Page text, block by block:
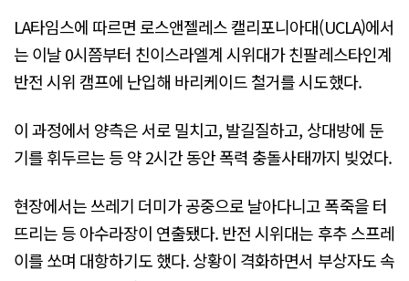
LA타임스에 따르면 로스앤젤레스 캘리포니아대(UCLA)에서
는 이날 0시쯤부터 친이스라엘계 시위대가 친팔레스타인계
반전 시위 캠프에 난입해 바리케이드 철거를 시도했다.
이 과정에서 양측은 서로 밀치고, 발길질하고, 상대방에 둔
기를 휘두르는 등 약 2시간 동안 폭력 충돌사태까지 빚었다.
현장에서는 쓰레기 더미가 공중으로 날아다니고 폭죽을 터
뜨리는 등 아수라장이 연출됐다. 반전 시위대는 후추 스프레
이를 쏘며 대항하기도 했다. 상황이 격화하면서 부상자도 속